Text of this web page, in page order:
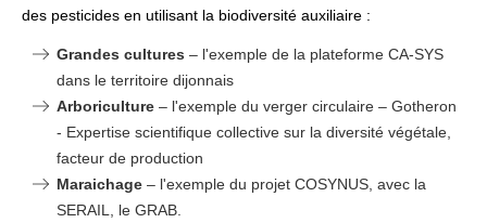
des pesticides en utilisant la biodiversité auxiliaire :
Grandes cultures – l'exemple de la plateforme CA-SYS
dans le territoire dijonnais
Arboriculture – l'exemple du verger circulaire – Gotheron
- Expertise scientifique collective sur la diversité végétale,
facteur de production
Maraichage – l'exemple du projet COSYNUS, avec la
SERAIL, le GRAB.